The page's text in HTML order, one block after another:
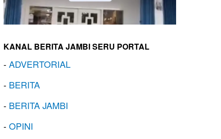
KANAL BERITA JAMBI SERU PORTAL
-ADVERTORIAL
- BERITA
- BERITA JAMBI
-OPINI